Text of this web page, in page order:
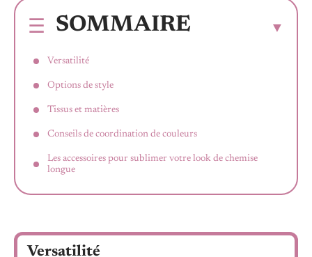
SOMMAIRE
Versatilité
Options de style
Tissus et matières
Conseils de coordination de couleurs
Les accessoires pour sublimer votre look de chemise
longue
Versatilité